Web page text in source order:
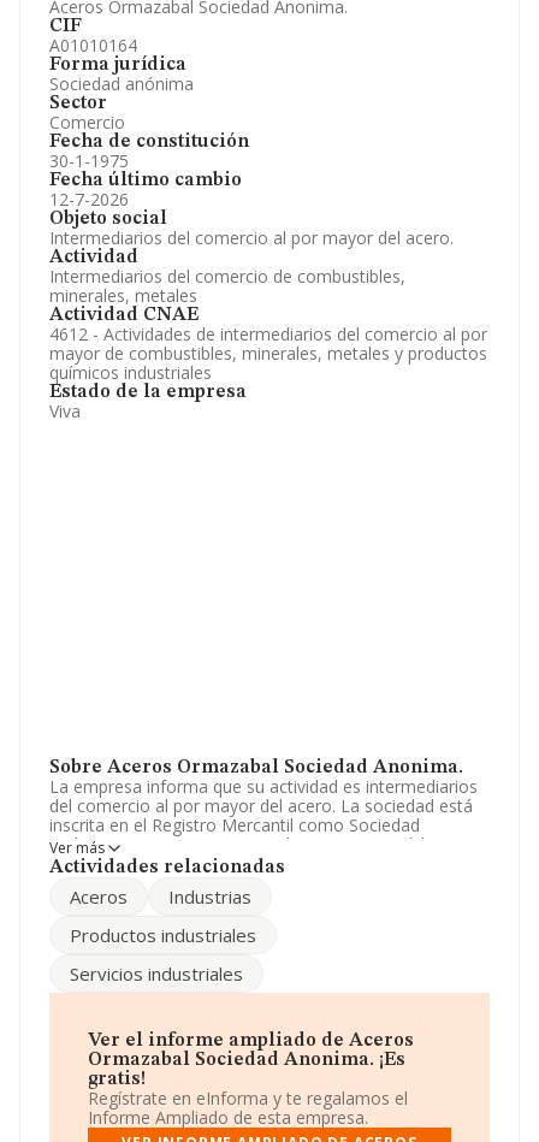
Aceros Ormazabal Sociedad Anonima.
CIF
A01010164
Forma jurídica
Sociedad anónima
Sector
Comercio
Fecha de constitución
30-1-1975
Fecha último cambio
12-7-2026
Objeto social
Intermediarios del comercio al por mayor del acero.
Actividad
Intermediarios del comercio de combustibles,
minerales, metales
Actividad CNAE
4612 - Actividades de intermediarios del comercio al por
mayor de combustibles, minerales, metales y productos
químicos industriales
Estado de la empresa
Viva
Sobre Aceros Ormazabal Sociedad Anonima.
La empresa informa que su actividad es intermediarios
del comercio al por mayor del acero. La sociedad está
inscrita en el Registro Mercantil como Sociedad
Anónima. Su CNAE corresponde a 4612 con código
'Intermediarios del comercio de combustibles,
La compañía es importadora y exportadora.
Conforme a la información disponible, se puede afirmar
significativo respecto al año anterior (2024). Ha tenido
un incremento en ebitda del 52%. Las ventas han
64%. La plantilla permanece igual y atendiendo a los
datos disponibles en INFORMA, ese número ha estado
por encima de la media de sector.
Dentro del ranking de empresas elaborado por
INFORMA, atendiendo a los niveles de facturación de la
Ver más
Actividades relacionadas
Aceros
Industrias
Productos industriales
Servicios industriales
Ver el informe ampliado de Aceros
Ormazabal Sociedad Anonima. ¡Es
gratis!
Regístrate en eInforma y te regalamos el
Informe Ampliado de esta empresa.